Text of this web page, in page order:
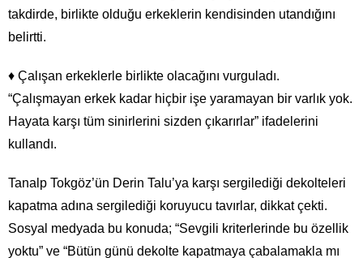
takdirde, birlikte olduğu erkeklerin kendisinden utandığını
belirtti.
♦ Çalışan erkeklerle birlikte olacağını vurguladı.
“Çalışmayan erkek kadar hiçbir işe yaramayan bir varlık yok.
Hayata karşı tüm sinirlerini sizden çıkarırlar” ifadelerini
kullandı.
Tanalp Tokgöz’ün Derin Talu’ya karşı sergilediği dekolteleri
kapatma adına sergilediği koruyucu tavırlar, dikkat çekti.
Sosyal medyada bu konuda; “Sevgili kriterlerinde bu özellik
yoktu” ve “Bütün günü dekolte kapatmaya çabalamakla mı